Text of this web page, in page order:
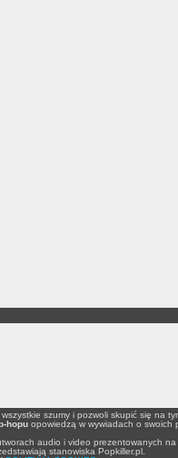
szumy i pozwoli skupić się na
hopu opowiedzą w wywiadach o swoich
audio i video prezentowanych
stanowiska Popkiller.pl.